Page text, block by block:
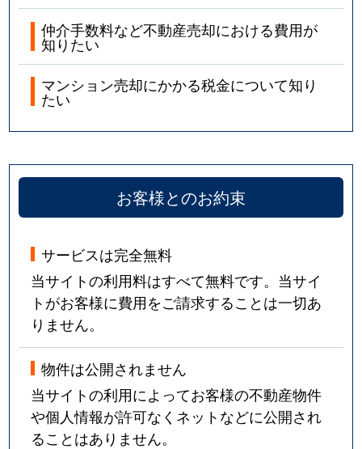
仲介手数料など不動産売却における費用が
知りたい
マンション売却にかかる税金について知り
たい
お客様とのお約束
サービスは完全無料
当サイトの利用料はすべて無料です。当サイ
トがお客様に費用をご請求することは一切あ
りません。
物件は公開されません
当サイトの利用によってお客様の不動産物件
や個人情報が許可なくネットなどに公開され
ることはありません。